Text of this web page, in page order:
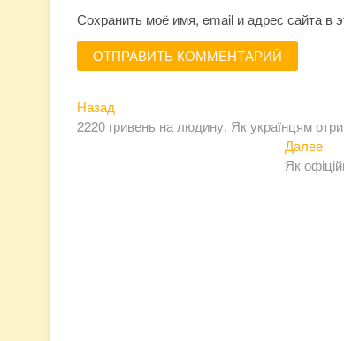
Сохранить моё имя, email и адрес сайта
Навигация
по
Назад
запись:
2220 гривень на людину. Як українцям
Далее
Як